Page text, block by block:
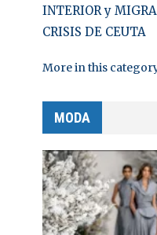
INTERIOR y
CRISIS DE CEUTA
More in this
MODA